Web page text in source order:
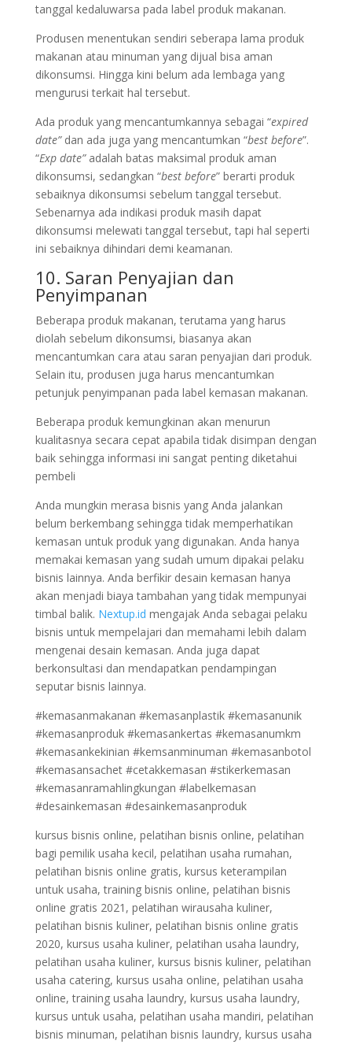
tanggal kedaluwarsa pada label produk makanan.
Produsen menentukan sendiri seberapa lama produk
makanan atau minuman yang dijual bisa aman
dikonsumsi. Hingga kini belum ada lembaga yang
mengurusi terkait hal tersebut.
Ada produk yang mencantumkannya sebagai “expired
date” dan ada juga yang mencantumkan “best before”.
“Exp date” adalah batas maksimal produk aman
dikonsumsi, sedangkan “best before” berarti produk
sebaiknya dikonsumsi sebelum tanggal tersebut.
Sebenarnya ada indikasi produk masih dapat
dikonsumsi melewati tanggal tersebut, tapi hal seperti
ini sebaiknya dihindari demi keamanan.
10. Saran Penyajian dan
Penyimpanan
Beberapa produk makanan, terutama yang harus
diolah sebelum dikonsumsi, biasanya akan
mencantumkan cara atau saran penyajian dari produk.
Selain itu, produsen juga harus mencantumkan
petunjuk penyimpanan pada label kemasan makanan.
Beberapa produk kemungkinan akan menurun
kualitasnya secara cepat apabila tidak disimpan dengan
baik sehingga informasi ini sangat penting diketahui
pembeli
Anda mungkin merasa bisnis yang Anda jalankan
belum berkembang sehingga tidak memperhatikan
kemasan untuk produk yang digunakan. Anda hanya
memakai kemasan yang sudah umum dipakai pelaku
bisnis lainnya. Anda berfikir desain kemasan hanya
akan menjadi biaya tambahan yang tidak mempunyai
timbal balik. Nextup.id mengajak Anda sebagai pelaku
bisnis untuk mempelajari dan memahami lebih dalam
mengenai desain kemasan. Anda juga dapat
berkonsultasi dan mendapatkan pendampingan
seputar bisnis lainnya.
#kemasanmakanan #kemasanplastik #kemasanunik
#kemasanproduk #kemasankertas #kemasanumkm
#kemasankekinian #kemsanminuman #kemasanbotol
#kemasansachet #cetakkemasan #stikerkemasan
#kemasanramahlingkungan #labelkemasan
#desainkemasan #desainkemasanproduk
kursus bisnis online, pelatihan bisnis online, pelatihan
bagi pemilik usaha kecil, pelatihan usaha rumahan,
pelatihan bisnis online gratis, kursus keterampilan
untuk usaha, training bisnis online, pelatihan bisnis
online gratis 2021, pelatihan wirausaha kuliner,
pelatihan bisnis kuliner, pelatihan bisnis online gratis
2020, kursus usaha kuliner, pelatihan usaha laundry,
pelatihan usaha kuliner, kursus bisnis kuliner, pelatihan
usaha catering, kursus usaha online, pelatihan usaha
online, training usaha laundry, kursus usaha laundry,
kursus untuk usaha, pelatihan usaha mandiri, pelatihan
bisnis minuman, pelatihan bisnis laundry, kursus usaha